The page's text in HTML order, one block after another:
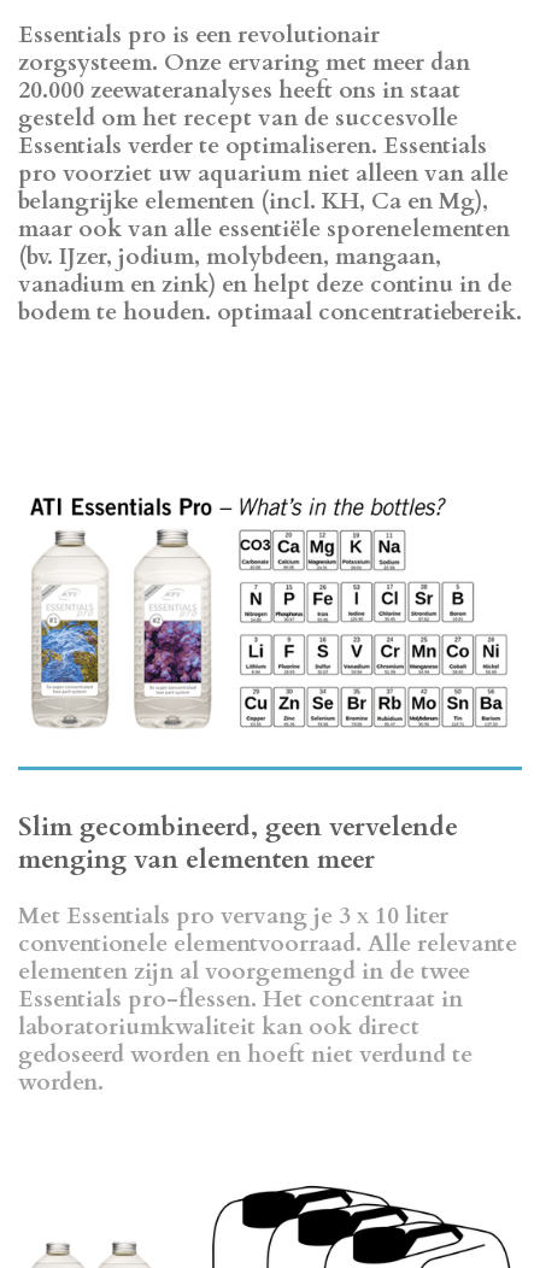
Essentials pro is een revolutionair
zorgsysteem. Onze ervaring met meer dan
20.000 zeewateranalyses heeft ons in staat
gesteld om het recept van de succesvolle
Essentials verder te optimaliseren. Essentials
pro voorziet uw aquarium niet alleen van alle
belangrijke elementen (incl. KH, Ca en Mg),
maar ook van alle essentiële sporenelementen
(bv. IJzer, jodium, molybdeen, mangaan,
vanadium en zink) en helpt deze continu in de
bodem te houden. optimaal concentratiebereik.
Slim gecombineerd, geen vervelende
menging van elementen meer
Met Essentials pro vervang je 3 x 10 liter
conventionele elementvoorraad. Alle relevante
elementen zijn al voorgemengd in de twee
Essentials pro-flessen. Het concentraat in
laboratoriumkwaliteit kan ook direct
gedoseerd worden en hoeft niet verdund te
worden.